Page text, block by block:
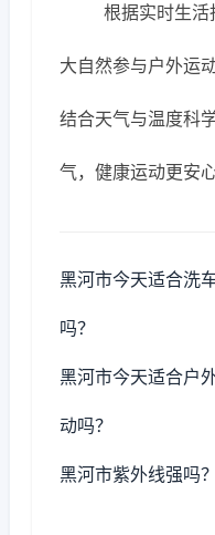
根据实时生
大自然参与户外运
结合天气与温度科
气，健康运动更安心
黑河市今天适合洗
吗？
黑河市今天适合户
动吗？
黑河市紫外线强吗？